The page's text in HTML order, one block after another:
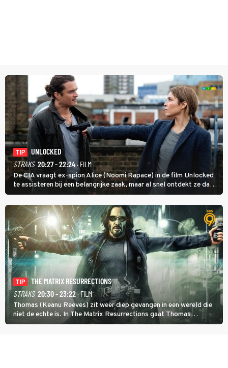
TIP
UNLOCKED
STRAKS 20:27 - 22:24· FILM
De CIA vraagt ex-spion Alice (Noomi Rapace) in de film Unlocked
te assisteren bij een belangrijke zaak, maar al snel ontdekt ze dat
degene die haar aanstelde kwade bedoelingen heeft.
TIP
THE MATRIX RESURRECTIONS
STRAKS 20:30 - 23:22· FILM
Thomas (Keanu Reeves) zit weer diep gevangen in een wereld die
niet de echte is. In The Matrix Resurrections gaat Thomas
proberen uit deze schijnwereld te ontsnappen.